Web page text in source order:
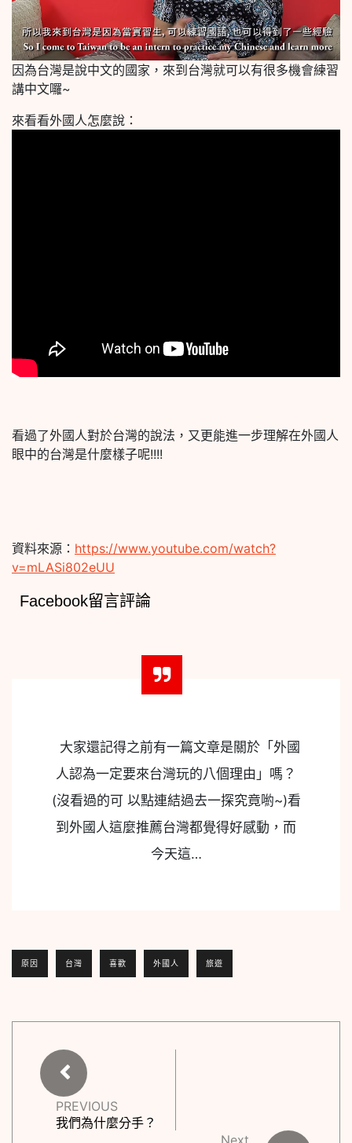
因為台灣是說中文的國家，來到台灣就可以有很多機會練習
講中文囉~
來看看外國人怎麼說：
看過了外國人對於台灣的說法，又更能進一步理解在外國人
眼中的台灣是什麼樣子呢!!!!
資料來源： https://www.youtube.com/watch?
v=mLASi802eUU
Facebook留言評論
大家還記得之前有一篇文章是關於「外國
人認為一定要來台灣玩的八個理由」嗎？
(沒看過的可 以點連結過去一探究竟喲~)看
到外國人這麼推薦台灣都覺得好感動，而
今天這…
原因 台灣 喜歡 外國人 旅遊
PREVIOUS
我們為什麼分手？
Next